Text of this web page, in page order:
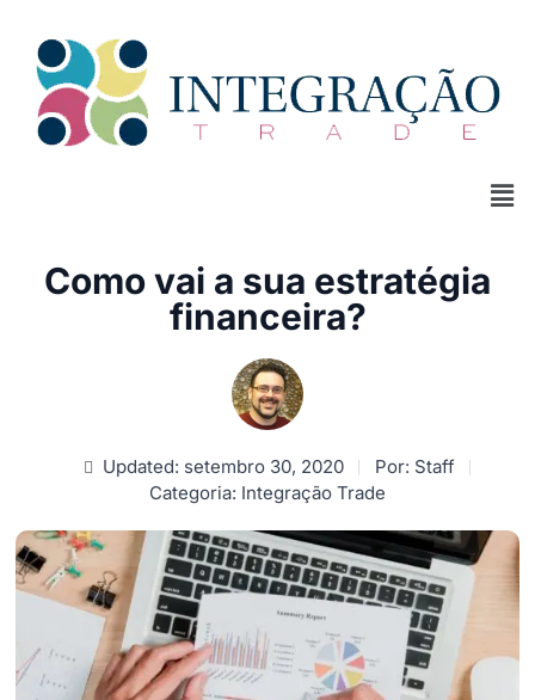
Como vai a sua estratégia
financeira?
Updated: setembro 30, 2020 Por: Staff
Categoria: Integração Trade